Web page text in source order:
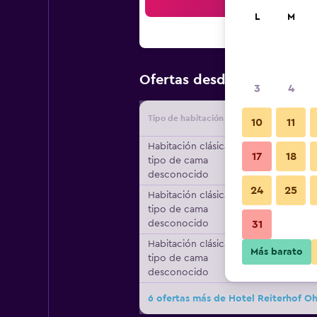
Ofertas desde Oferta
Tipo de habitación
Habitación clásica,
tipo de cama
desconocido
Habitación clásica,
tipo de cama
desconocido
Habitación clásica,
tipo de cama
desconocido
6 ofertas más de Hotel Reiterhof
L M
3 4
10 11
17 18
24 25
31
Más barato